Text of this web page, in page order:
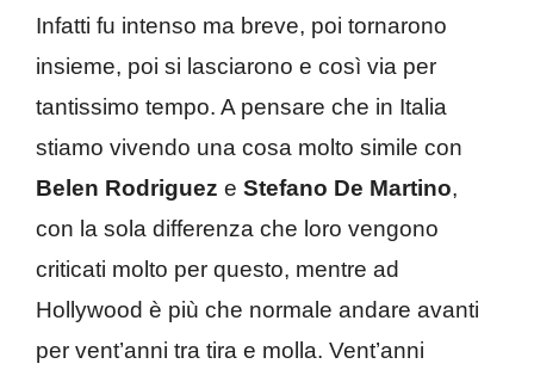
Infatti fu intenso ma breve, poi tornarono
insieme, poi si lasciarono e così via per
tantissimo tempo. A pensare che in Italia
stiamo vivendo una cosa molto simile con
Belen Rodriguez e Stefano De Martino,
con la sola differenza che loro vengono
criticati molto per questo, mentre ad
Hollywood è più che normale andare avanti
per vent’anni tra tira e molla. Vent’anni